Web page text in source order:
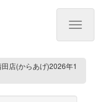
店(からあげ)2026年1